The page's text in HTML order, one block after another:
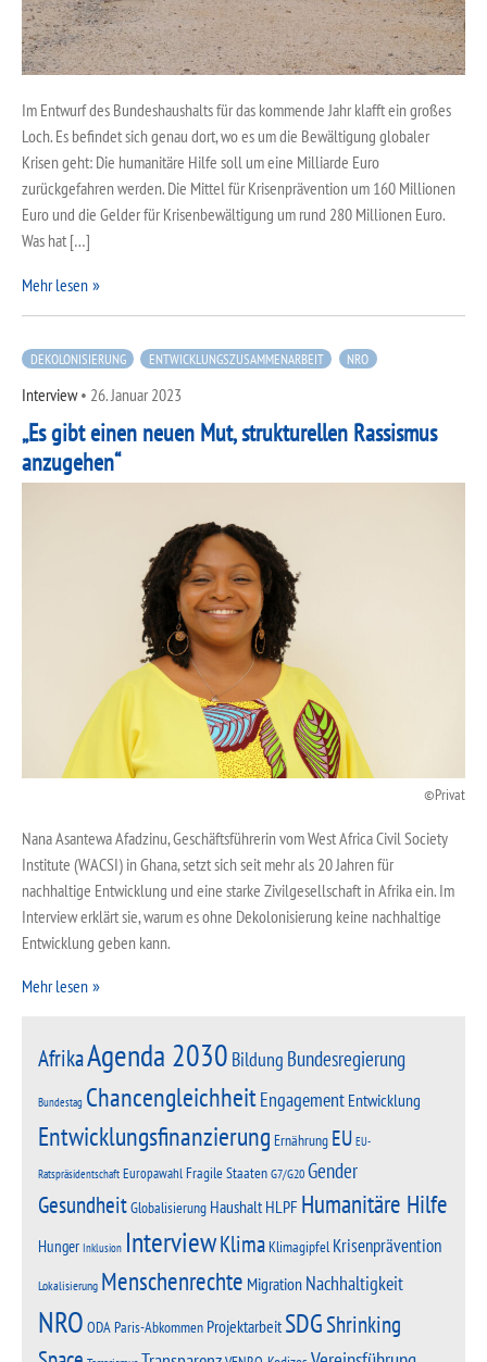
Im Entwurf des Bundeshaushalts für das kommende Jahr klafft ein großes
Loch. Es befindet sich genau dort, wo es um die Bewältigung globaler
Krisen geht: Die humanitäre Hilfe soll um eine Milliarde Euro
zurückgefahren werden. Die Mittel für Krisenprävention um 160 Millionen
Euro und die Gelder für Krisenbewältigung um rund 280 Millionen Euro.
Was hat […]
Mehr lesen
DEKOLONISIERUNG ENTWICKLUNGSZUSAMMENARBEIT NRO
Interview• 26. Januar 2023
„Es gibt einen neuen Mut, strukturellen Rassismus
anzugehen“
Privat
Nana Asantewa Afadzinu, Geschäftsführerin vom West Africa Civil Society
Institute (WACSI) in Ghana, setzt sich seit mehr als 20 Jahren für
nachhaltige Entwicklung und eine starke Zivilgesellschaft in Afrika ein. Im
Interview erklärt sie, warum es ohne Dekolonisierung keine nachhaltige
Entwicklung geben kann.
Mehr lesen
AfrikaAgenda 2030 Bildung Bundesregierung
Bundestag ChancengleichheitEngagement Entwicklung
Entwicklungsfinanzierung Ernährung EU EU-
Ratspräsidentschaft EuropawahlFragile StaatenG7/G20Gender
GesundheitGlobalisierung HaushaltHLPF Humanitäre Hilfe
Hunger Inklusion InterviewKlimaKlimagipfel Krisenprävention
Lokalisierung Menschenrechte Migration Nachhaltigkeit
NRO ODAParis-Abkommen ProjektarbeitSDGShrinking